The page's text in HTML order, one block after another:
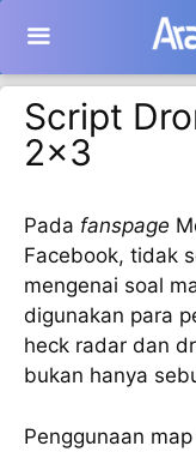
isi
Script
2×3
Pada fanspage
Facebook, tidak
mengenai soal
digunakan para
heck radar dan
bukan hanya
Penggunaan